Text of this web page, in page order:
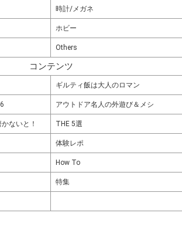
時計/メガネ
ホビー
Others
コンテンツ
ギルティ飯は大人のロマン
アウトドア名人の外遊び＆メシ
ないと！ THE 5選
体験レポ
How To
特集